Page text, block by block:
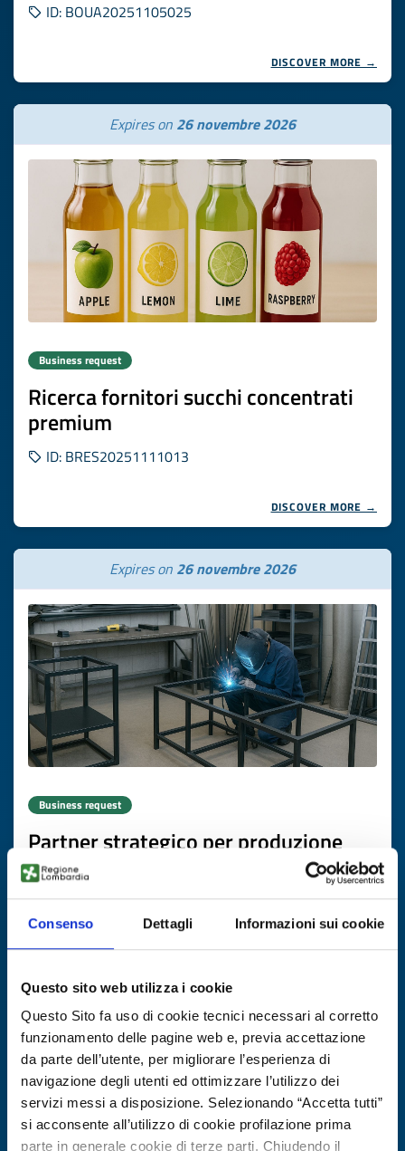
Consenso Dettagli Informazioni sui cookie
Questo sito web utilizza i cookie
Questo Sito fa uso di cookie tecnici necessari al corretto
funzionamento delle pagine web e, previa accettazione
da parte dell’utente, per migliorare l’esperienza di
navigazione degli utenti ed ottimizzare l’utilizzo dei
servizi messi a disposizione. Selezionando “Accetta tutti”
si acconsente all’utilizzo di cookie profilazione prima
parte in generale cookie di terze parti. Chiudendo il
ID: BOUA20251105025
DISCOVER MORE →
Expires on 26 novembre 2026
Business request
Ricerca fornitori succhi concentrati
premium
ID: BRES20251111013
DISCOVER MORE →
Expires on 26 novembre 2026
Business request
Partner strategico per produzione
strutture in acciaio
ID: BRMT20251103010
DISCOVER MORE →
Expires on26 novembre 2026